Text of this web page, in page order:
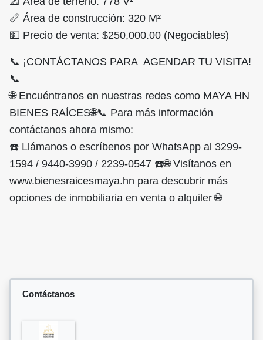
📏 Área de construcción: 320 M²
💵 Precio de venta: $250,000.00 (Negociables)
📞 ¡CONTÁCTANOS PARA AGENDAR TU VISITA!
📞
🌐 Encuéntranos en nuestras redes como MAYA HN
BIENES RAÍCES🌐📞 Para más información
contáctanos ahora mismo:
☎️ Llámanos o escríbenos por WhatsApp al 3299-
1594 / 9440-3990 / 2239-0547 ☎️🌐 Visítanos en
www.bienesraicesmaya.hn para descubrir más
opciones de inmobiliaria en venta o alquiler 🌐
Contáctanos